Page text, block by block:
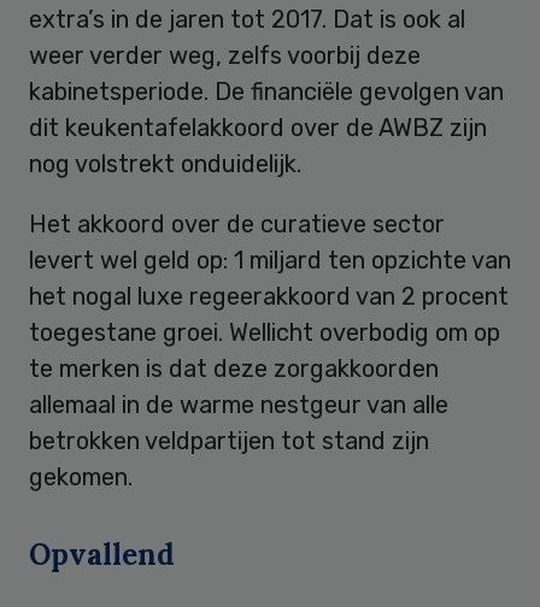
extra’s in de jaren tot 2017. Dat is ook al
weer verder weg, zelfs voorbij deze
kabinetsperiode. De financiële gevolgen van
dit keukentafelakkoord over de AWBZ zijn
nog volstrekt onduidelijk.
Het akkoord over de curatieve sector
levert wel geld op: 1 miljard ten opzichte van
het nogal luxe regeerakkoord van 2 procent
toegestane groei. Wellicht overbodig om op
te merken is dat deze zorgakkoorden
allemaal in de warme nestgeur van alle
betrokken veldpartijen tot stand zijn
gekomen.
Opvallend